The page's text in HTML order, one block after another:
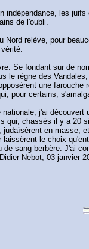
indépendance, les
de l'oubli.
relève, pour
Se fondant sur de
le règne des
une
pour certains,
j'ai
qui, chassés il y a
en
le choix
sang berbère. J'ai
Nebot, 03 janvier